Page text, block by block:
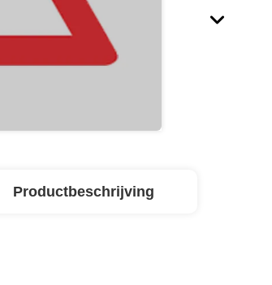
Productbeschrijving